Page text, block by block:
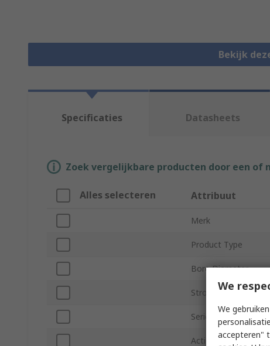
Bekijk
Specificaties Datasheets
Zoek vergelijkbare producten door een of
Alles selecteren Attribuut
Merk
Product Type
Bore Diameter
Stroke Length
Series
Action Type
We
We
accepteren"